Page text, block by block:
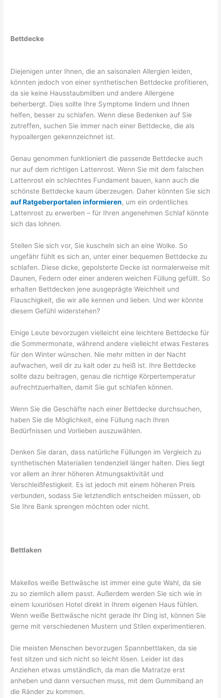
Bettdecke
Diejenigen unter Ihnen, die an saisonalen Allergien leiden,
könnten jedoch von einer synthetischen Bettdecke profitieren,
da sie keine Hausstaubmilben und andere Allergene
beherbergt. Dies sollte Ihre Symptome lindern und Ihnen
helfen, besser zu schlafen. Wenn diese Bedenken auf Sie
zutreffen, suchen Sie immer nach einer Bettdecke, die als
hypoallergen gekennzeichnet ist.
Genau genommen funktioniert die passende Bettdecke auch
nur auf dem richtigen Lattenrost. Wenn Sie mit dem falschen
Lattenrost ein schlechtes Fundament bauen, kann auch die
schönste Bettdecke kaum überzeugen. Daher könnten Sie sich
auf Ratgeberportalen informieren, um ein ordentliches
Lattenrost zu erwerben – für Ihren angenehmen Schlaf könnte
sich das lohnen.
Stellen Sie sich vor, Sie kuscheln sich an eine Wolke. So
ungefähr fühlt es sich an, unter einer bequemen Bettdecke zu
schlafen. Diese dicke, gepolsterte Decke ist normalerweise mit
Daunen, Federn oder einer anderen weichen Füllung gefüllt. So
erhalten Bettdecken jene ausgeprägte Weichheit und
Flauschigkeit, die wir alle kennen und lieben. Und wer könnte
diesem Gefühl widerstehen?
Einige Leute bevorzugen vielleicht eine leichtere Bettdecke für
die Sommermonate, während andere vielleicht etwas Festeres
für den Winter wünschen. Nie mehr mitten in der Nacht
aufwachen, weil dir zu kalt oder zu heiß ist. Ihre Bettdecke
sollte dazu beitragen, genau die richtige Körpertemperatur
aufrechtzuerhalten, damit Sie gut schlafen können.
Wenn Sie die Geschäfte nach einer Bettdecke durchsuchen,
haben Sie die Möglichkeit, eine Füllung nach Ihren
Bedürfnissen und Vorlieben auszuwählen.
Denken Sie daran, dass natürliche Füllungen im Vergleich zu
synthetischen Materialien tendenziell länger halten. Dies liegt
vor allem an ihrer höheren Atmungsaktivität und
Verschleißfestigkeit. Es ist jedoch mit einem höheren Preis
verbunden, sodass Sie letztendlich entscheiden müssen, ob
Sie Ihre Bank sprengen möchten oder nicht.
Bettlaken
Makellos weiße Bettwäsche ist immer eine gute Wahl, da sie
zu so ziemlich allem passt. Außerdem werden Sie sich wie in
einem luxuriösen Hotel direkt in Ihrem eigenen Haus fühlen.
Wenn weiße Bettwäsche nicht gerade Ihr Ding ist, können Sie
gerne mit verschiedenen Mustern und Stilen experimentieren.
Die meisten Menschen bevorzugen Spannbettlaken, da sie
fest sitzen und sich nicht so leicht lösen. Leider ist das
Anziehen etwas umständlich, da man die Matratze erst
anheben und dann versuchen muss, mit dem Gummiband an
die Ränder zu kommen.